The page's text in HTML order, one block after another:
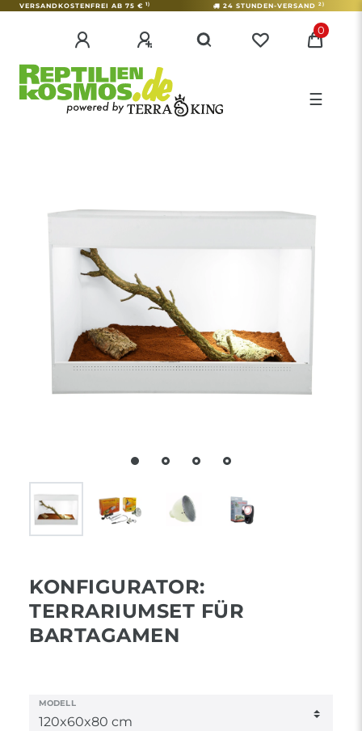
VERSANDKOSTENFREI AB 75 € 1) 24 STUNDEN-VERSAND 2)
0
☰
KONFIGURATOR:
TERRARIUMSET FÜR
BARTAGAMEN
MODELL